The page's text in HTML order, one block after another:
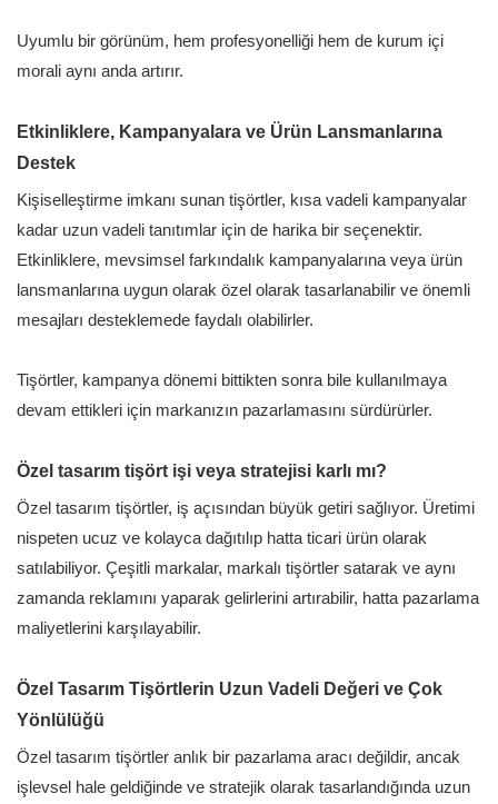
Uyumlu bir görünüm, hem profesyonelliği hem de kurum içi
morali aynı anda artırır.
Etkinliklere, Kampanyalara ve Ürün Lansmanlarına
Destek
Kişiselleştirme imkanı sunan tişörtler, kısa vadeli kampanyalar
kadar uzun vadeli tanıtımlar için de harika bir seçenektir.
Etkinliklere, mevsimsel farkındalık kampanyalarına veya ürün
lansmanlarına uygun olarak özel olarak tasarlanabilir ve önemli
mesajları desteklemede faydalı olabilirler.
Tişörtler, kampanya dönemi bittikten sonra bile kullanılmaya
devam ettikleri için markanızın pazarlamasını sürdürürler.
Özel tasarım tişört işi veya stratejisi karlı mı?
Özel tasarım tişörtler, iş açısından büyük getiri sağlıyor. Üretimi
nispeten ucuz ve kolayca dağıtılıp hatta ticari ürün olarak
satılabiliyor. Çeşitli markalar, markalı tişörtler satarak ve aynı
zamanda reklamını yaparak gelirlerini artırabilir, hatta pazarlama
maliyetlerini karşılayabilir.
Özel Tasarım Tişörtlerin Uzun Vadeli Değeri ve Çok
Yönlülüğü
Özel tasarım tişörtler anlık bir pazarlama aracı değildir, ancak
işlevsel hale geldiğinde ve stratejik olarak tasarlandığında uzun